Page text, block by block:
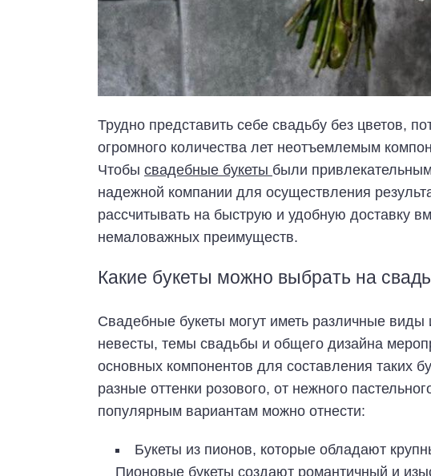
Трудно представить себе свадьбу без цветов,
огромного количества лет неотъемлемым
Чтобы свадебные букеты были
надежной компании для осуществления
рассчитывать на быструю и удобную доставку
немаловажных преимуществ.
Какие букеты можно выбрать на
Свадебные букеты могут иметь различные виды
невесты, темы свадьбы и общего дизайна
основных компонентов для составления таких
разные оттенки розового, от нежного
популярным вариантам можно отнести:
Букеты из пионов, которые обладают
Пионовые букеты создают романтичный и